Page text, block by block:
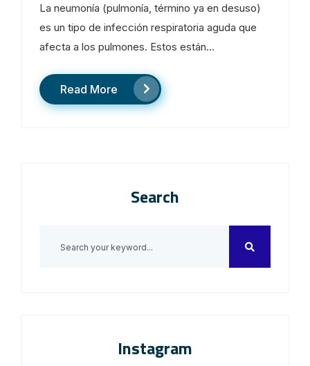
La neumonía (pulmonía, término ya en desuso)
es un tipo de infección respiratoria aguda que
afecta a los pulmones. Estos están...
Read More
Search
Instagram